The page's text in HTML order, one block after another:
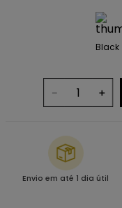
Black
＋
－
Envio em até 1 dia útil